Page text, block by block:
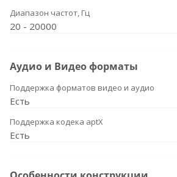
Диапазон частот, Гц
20 - 20000
Аудио и Видео форматы
Поддержка форматов видео и аудио
Есть
Поддержка кодека aptX
Есть